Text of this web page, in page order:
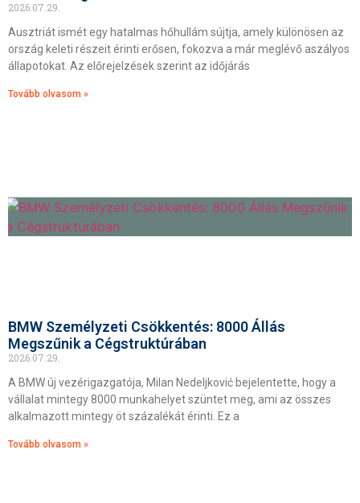
2026.07.29.
Ausztriát ismét egy hatalmas hőhullám sújtja, amely különösen az
ország keleti részeit érinti erősen, fokozva a már meglévő aszályos
állapotokat. Az előrejelzések szerint az időjárás
Tovább olvasom »
BMW Személyzeti Csökkentés: 8000 Állás
Megszűnik a Cégstruktúrában
2026.07.29.
A BMW új vezérigazgatója, Milan Nedeljković bejelentette, hogy a
vállalat mintegy 8000 munkahelyet szüntet meg, ami az összes
alkalmazott mintegy öt százalékát érinti. Ez a
Tovább olvasom »